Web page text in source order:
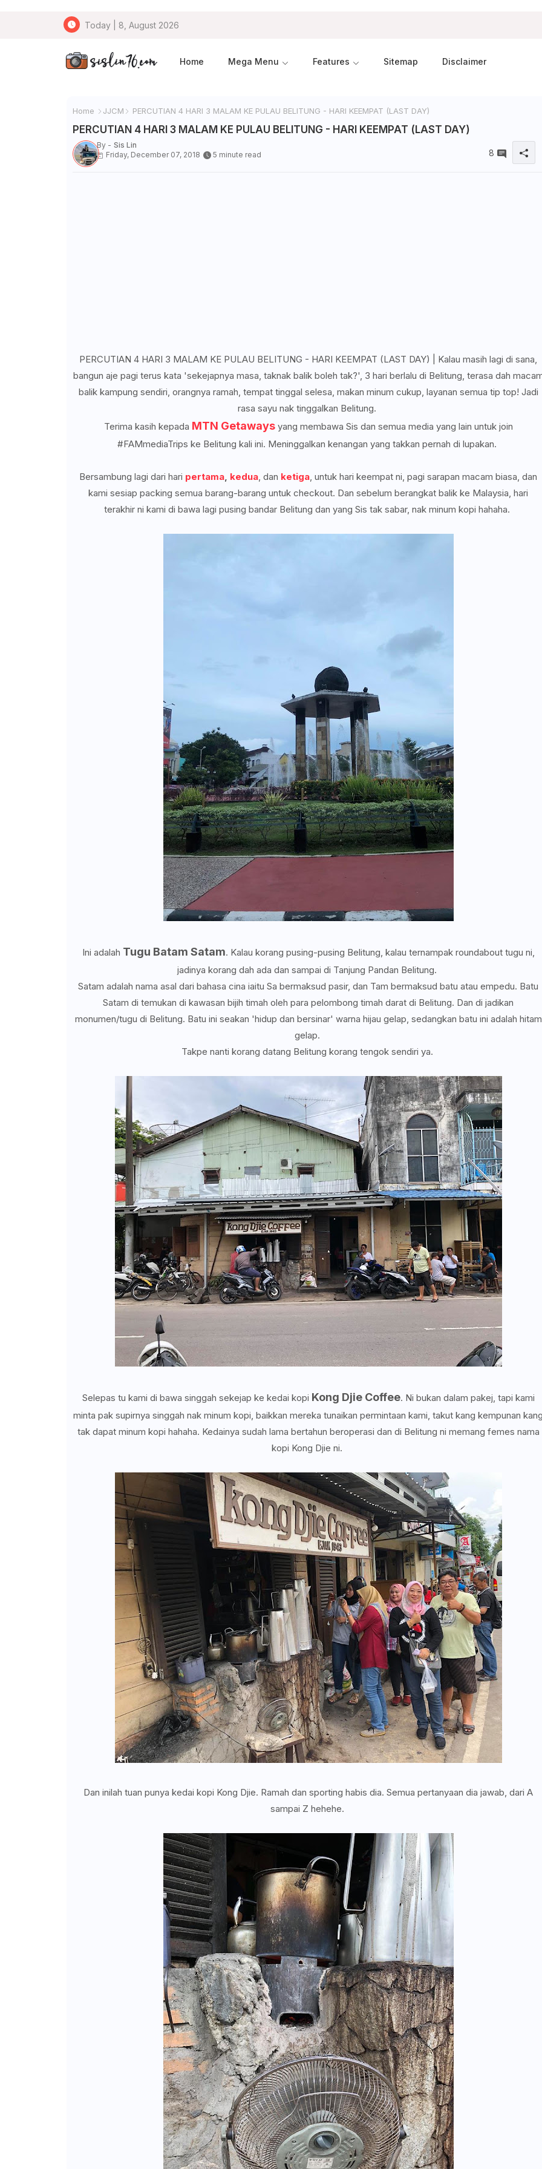
Today | 8, August 2026
Home Mega Menu Features Sitemap Disclaimer
Home JJCM PERCUTIAN 4 HARI 3 MALAM KE PULAU BELITUNG - HARI KEEMPAT (LAST DAY)
PERCUTIAN 4 HARI 3 MALAM KE PULAU BELITUNG - HARI KEEMPAT (LAST DAY)
By - Sis Lin
Friday, December 07, 2018
5 minute read 8
PERCUTIAN 4 HARI 3 MALAM KE PULAU BELITUNG - HARI KEEMPAT (LAST DAY) | Kalau masih lagi di sana,
bangun aje pagi terus kata 'sekejapnya masa, taknak balik boleh tak?', 3 hari berlalu di Belitung, terasa dah
balik kampung sendiri, orangnya ramah, tempat tinggal selesa, makan minum cukup, layanan semua tip top! Jadi
rasa sayu nak tinggalkan Belitung.
Terima kasih kepada MTN Getawaysyang membawa Sis dan semua media yang lain untuk join
#FAMmediaTrips ke Belitung kali ini. Meninggalkan kenangan yang takkan pernah di lupakan.
Bersambung lagi dari hari pertama, kedua, dan ketiga, untuk hari keempat ni, pagi sarapan macam biasa, dan
kami sesiap packing semua barang-barang untuk checkout. Dan sebelum berangkat balik ke Malaysia, hari
terakhir ni kami di bawa lagi pusing bandar Belitung dan yang Sis tak sabar, nak minum kopi hahaha.
Ini adalah Tugu Batam Satam. Kalau korang pusing-pusing Belitung, kalau ternampak roundabout tugu ni,
jadinya korang dah ada dan sampai di Tanjung Pandan Belitung.
Satam adalah nama asal dari bahasa cina iaitu Sa bermaksud pasir, dan Tam bermaksud batu atau empedu. Batu
Satam di temukan di kawasan bijih timah oleh para pelombong timah darat di Belitung. Dan di jadikan
monumen/tugu di Belitung. Batu ini seakan 'hidup dan bersinar' warna hijau gelap, sedangkan batu ini adalah hitam
gelap.
Takpe nanti korang datang Belitung korang tengok sendiri ya.
Selepas tu kami di bawa singgah sekejap ke kedai kopi Kong Djie Coffee. Ni bukan dalam pakej, tapi kami
minta pak supirnya singgah nak minum kopi, baikkan mereka tunaikan permintaan kami, takut kang kempunan kang
tak dapat minum kopi hahaha. Kedainya sudah lama bertahun beroperasi dan di Belitung ni memang femes nama
kopi Kong Djie ni.
Dan inilah tuan punya kedai kopi Kong Djie. Ramah dan sporting habis dia. Semua pertanyaan dia jawab, dari A
sampai Z hehehe.